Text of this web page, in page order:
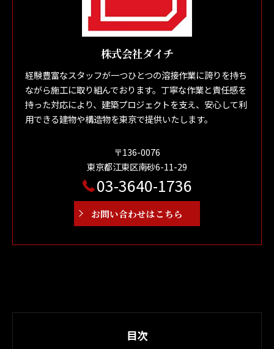
株式会社ダイチ
経験豊富なスタッフが一つひとつの溶接作業に誇りを持ち
ながら施工に取り組んでおります。丁寧な作業と責任感を
持った対応により、建築プロジェクトを支え、安心して利
用できる建物や構造物を東京で提供いたします。
〒136-0076
東京都江東区南砂6-11-29
03-3640-1736
お問い合わせはこちら
目次